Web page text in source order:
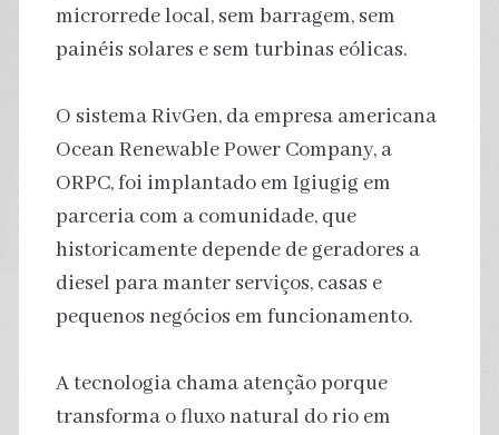
microrrede local, sem barragem, sem
painéis solares e sem turbinas eólicas.
O sistema RivGen, da empresa americana
Ocean Renewable Power Company, a
ORPC, foi implantado em Igiugig em
parceria com a comunidade, que
historicamente depende de geradores a
diesel para manter serviços, casas e
pequenos negócios em funcionamento.
A tecnologia chama atenção porque
transforma o fluxo natural do rio em